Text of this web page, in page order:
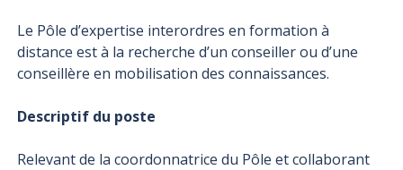
Le Pôle d’expertise interordres en formation à
distance est à la recherche d’un conseiller ou d’une
conseillère en mobilisation des connaissances.
Descriptif du poste
Relevant de la coordonnatrice du Pôle et collaborant